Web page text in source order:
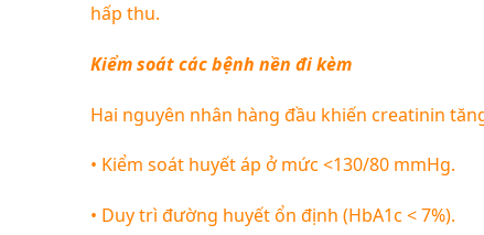
hấp thu.
Kiểm soát các bệnh nền đi kèm
Hai nguyên nhân hàng đầu khiến creatinin
• Kiểm soát huyết áp ở mức <130/80 mmHg.
• Duy trì đường huyết ổn định (HbA1c < 7%).